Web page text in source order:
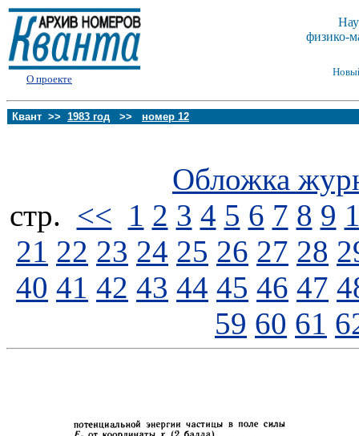
О проекте
физико-
Квант >> 1983 год >> номер 12
Обложка
стp. << 1 2 3 4 5 6 7 8 9
21 22 23 24 25 26 27 28
40 41 42 43 44 45 46 47
59 60 61